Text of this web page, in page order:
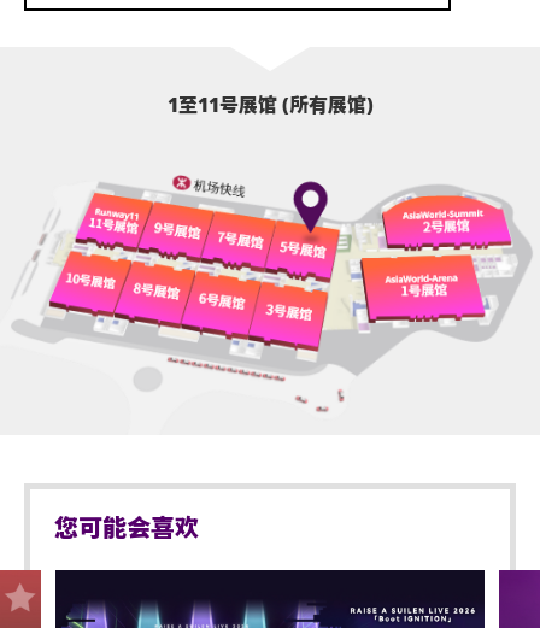
1至11号展馆 (所有展馆)
您可能会喜欢